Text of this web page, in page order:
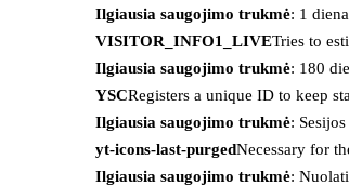
Ilgiausia saugojimo trukmė: 1 diena
VISITOR_INFO1_LIVETries to
Ilgiausia saugojimo trukmė: 180
YSCRegisters a unique ID to keep
Ilgiausia saugojimo trukmė:
yt-icons-last-purgedNecessary for
Ilgiausia saugojimo trukmė: